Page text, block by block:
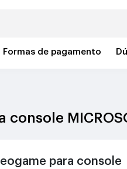
Formas de pagamento
para console